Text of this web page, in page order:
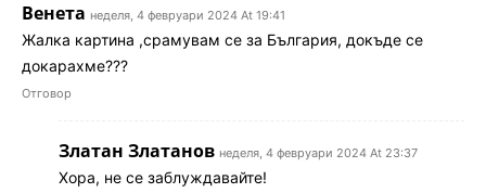
Венета неделя, 4 февруари 2024 At 19:41
Жалка картина ,срамувам се за България, докъде се
докарахме???
Отговор
Златан Златанов неделя, 4 февруари 2024 At 23:37
Хора, не се заблуждавайте!